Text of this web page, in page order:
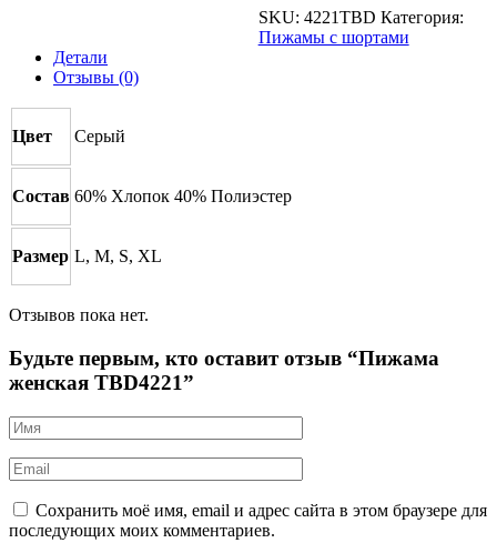
SKU: 4221TBD Категория:
Пижамы с шортами
Детали
Отзывы (0)
Цвет Серый
Состав 60% Хлопок 40% Полиэстер
Размер L, M, S, XL
Отзывов пока нет.
Будьте первым, кто оставит отзыв “Пижама
женская TBD4221”
Сохранить моё имя, email и адрес сайта в этом браузере для
последующих моих комментариев.